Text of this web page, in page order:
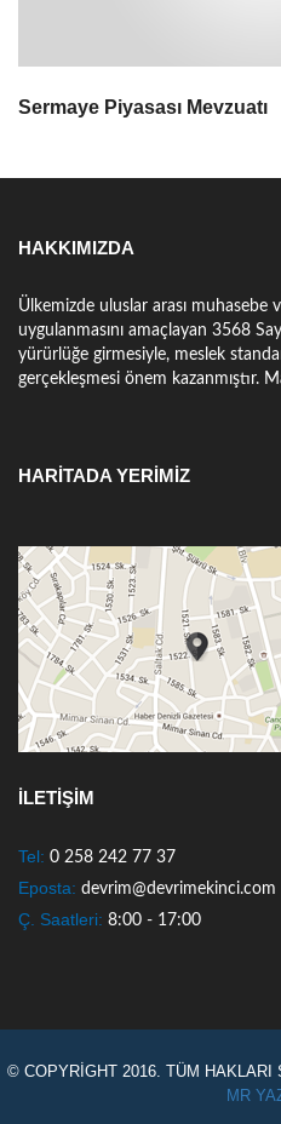
Sermaye Piyasası Mevzuatı
HAKKIMIZDA
Ülkemizde uluslar arası muhasebe
uygulanmasını amaçlayan 3568
yürürlüğe girmesiyle, meslek
gerçekleşmesi önem kazanmıştır.
HARITADA YERIMIZ
İLETİŞİM
Tel: 0 258 242 77 37
Eposta: devrim@devrimekinci.com
Ç. Saatleri: 8:00 - 17:00
© COPYRIGHT 2016. TÜM HAKLARI
MR